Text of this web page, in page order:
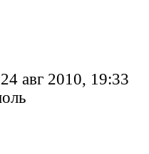
24 авг 2010, 19:33